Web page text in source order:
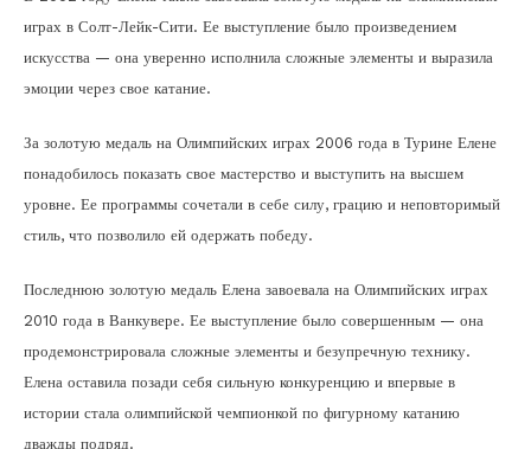
играх в Солт-Лейк-Сити. Ее выступление было произведением
искусства — она уверенно исполнила сложные элементы и выразила
эмоции через свое катание.
За золотую медаль на Олимпийских играх 2006 года в Турине Елене
понадобилось показать свое мастерство и выступить на высшем
уровне. Ее программы сочетали в себе силу, грацию и неповторимый
стиль, что позволило ей одержать победу.
Последнюю золотую медаль Елена завоевала на Олимпийских играх
2010 года в Ванкувере. Ее выступление было совершенным — она
продемонстрировала сложные элементы и безупречную технику.
Елена оставила позади себя сильную конкуренцию и впервые в
истории стала олимпийской чемпионкой по фигурному катанию
дважды подряд.